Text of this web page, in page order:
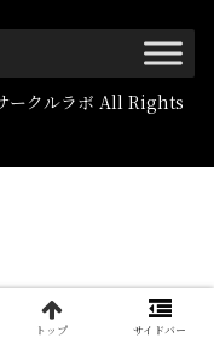
クルラボ All Rights
トップ サイドバー